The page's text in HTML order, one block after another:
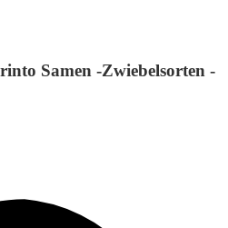
Samen -Zwiebelsorten -